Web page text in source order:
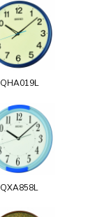
QHA019L
QXA858L